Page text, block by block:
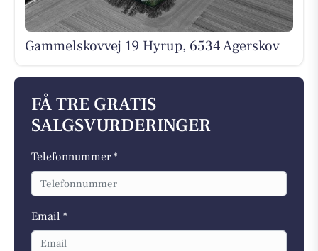
Gammelskovvej 19 Hyrup, 6534 Agerskov
FÅ TRE GRATIS
SALGSVURDERINGER
Telefonnummer *
Email *